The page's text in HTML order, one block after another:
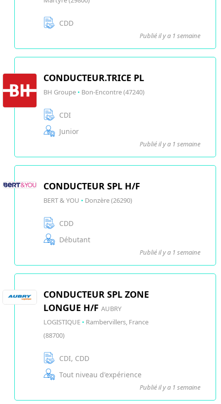
CDD
Publié il y a 1 semaine
CONDUCTEUR.TRICE PL
BH Groupe • Bon-Encontre (47240)
CDI
Junior
Publié il y a 1 semaine
CONDUCTEUR SPL H/F
BERT & YOU • Donzère (26290)
CDD
Débutant
Publié il y a 1 semaine
CONDUCTEUR SPL ZONE
LONGUE H/F AUBRY
LOGISTIQUE • Rambervillers, France
(88700)
CDI, CDD
Tout niveau d'expérience
Publié il y a 1 semaine